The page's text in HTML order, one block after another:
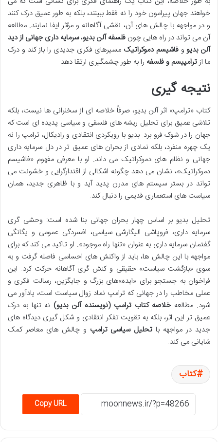
خواهند جهان پیرامون خود را نه فقط ببینند، بلکه به طور عمیق درک کنند
و در مواجهه با چالش های آن، نقشی آگاهانه و مؤثر ایفا نمایند. مطالعه
آن می تواند در راه هایی چون فلسفه آلن بدیو،سرمایه داری جهانی از دید
آلن بدیو وفاشیسم دموکراتیک مسیرهای فکری جدیدی را باز کند و درک
ما ازترامپیسم و فلسفه را به طور چشمگیری ارتقا دهد.
نتیجه گیری
کتاب «ترامپ» اثر آلن بدیو، صرفاً خلاصه ای از سخنرانی ها نیست، بلکه
تلاشی عمیق برای تحلیل ریشه های فلسفی و سیاسی پدیده ای است که
جهان را در شوک فرو برد. بدیو با رویکردی انتقادی و رادیکال، ترامپ را نه
یک چهره منفرد، بلکه نمادی از بحران های عمیق تر در دل سرمایه داری
جهانی و نظام های دموکراتیک می داند. او با معرفی مفهوم «فاشیسم
دموکراتیک»، نشان می دهد چگونه اشکالی از اقتدارگرایی و خشونت می
تواند در بستر سیستم های مدرن پدید آید و با ظاهری جدید، همان
سیاست های استعماری قدیمی را دنبال کند.
تحلیل بدیو بر اساس چهار بحران جهانی بنا شده است: وحشی گری
سرمایه داری، فروپاشی الیگارشی سیاسی، افسردگی عمومی و یگانگی
گفتمان سرمایه داری به عنوان «تنها راه موجود». او تاکید می کند که برای
مواجهه با این چالش ها، باید از واکنش های احساسی فاصله گرفت و به
سوی «بازگشت سیاست» حقیقی و کنش گری آگاهانه حرکت کرد. این
فراخوان به جستجو برای «ایده»های بزرگ و جایگزین، رسالت فکری و
عملی مخاطب را در جهانی که ترامپ نماد زوال سیاست است، یادآور می
شود. مطالعهخلاصه کتاب ترامپ (نویسنده آلن بدیو)نه تنها به درک
عمیق تر این اثر، بلکه به تقویت تفکر انتقادی و شکل گیری دیدگاه های
جدید در مواجهه با تحلیل سیاسی ترامپ و چالش های معاصر کمک
شایانی می کند.
کتاب
Copy URL